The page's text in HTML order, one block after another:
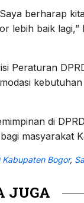
berharap
lebih baik lagi,”
Peraturan
di
masyarakat
Kabupaten Bogor,
JUGA